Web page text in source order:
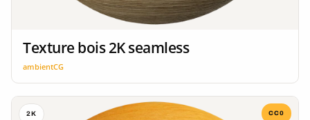
Texture bois 2K seamless
ambientCG
2K CC0